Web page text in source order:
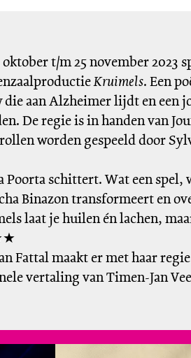
oktober t/m 25 november 2023
Kruimels. Een
die aan Alzheimer lijdt en een
De regie is in handen van
worden gespeeld door
Poorta schittert. Wat een spel,
Binazon transformeert en
laat je huilen én lachen,
Fattal maakt er met haar
vertaling van Timen-Jan